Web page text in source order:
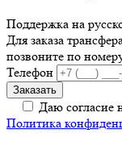
Поддержка на
Для заказа
позвоните по
Телефон
Даю согласие
Политика